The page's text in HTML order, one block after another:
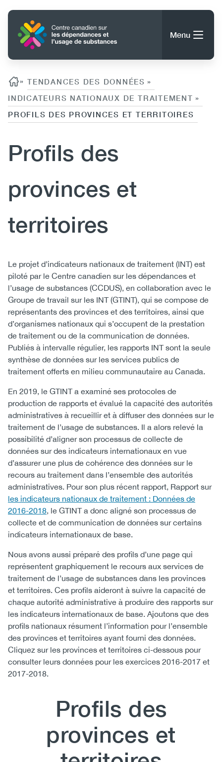
au
contenu
principal
Accueil
Menu
Main
navigation
(CCSA)
À propos du CCDUS
Utility
Menu
Publications
Données
Événements
Fil d'ariane
» TENDANCES DES DONNÉES »
INDICATEURS NATIONAUX DE TRAITEMENT »
PROFILS DES PROVINCES ET TERRITOIRES
Profils des
provinces et
territoires
Body
Le projet d’indicateurs nationaux de traitement (INT) est
piloté par le Centre canadien sur les dépendances et
l’usage de substances (CCDUS), en collaboration avec le
Groupe de travail sur les INT (GTINT), qui se compose de
représentants des provinces et des territoires, ainsi que
d’organismes nationaux qui s’occupent de la prestation
de traitement ou de la communication de données.
Publiés à intervalle régulier, les rapports INT sont la seule
synthèse de données sur les services publics de
traitement offerts en milieu communautaire au Canada.
En 2019, le GTINT a examiné ses protocoles de
production de rapports et évalué la capacité des autorités
administratives à recueillir et à diffuser des données sur le
traitement de l’usage de substances. Il a alors relevé la
possibilité d’aligner son processus de collecte de
données sur des indicateurs internationaux en vue
d’assurer une plus de cohérence des données sur le
recours au traitement dans l’ensemble des autorités
administratives. Pour son plus récent rapport, Rapport sur
les indicateurs nationaux de traitement : Données de
2016-2018, le GTINT a donc aligné son processus de
collecte et de communication de données sur certains
indicateurs internationaux de base.
Nous avons aussi préparé des profils d’une page qui
représentent graphiquement le recours aux services de
traitement de l’usage de substances dans les provinces
et territoires. Ces profils aideront à suivre la capacité de
chaque autorité administrative à produire des rapports sur
les indicateurs internationaux de base. Ajoutons que des
profils nationaux résument l’information pour l’ensemble
des provinces et territoires ayant fourni des données.
Cliquez sur les provinces et territoires ci-dessous pour
consulter leurs données pour les exercices 2016-2017 et
2017-2018.
Profils des
provinces et